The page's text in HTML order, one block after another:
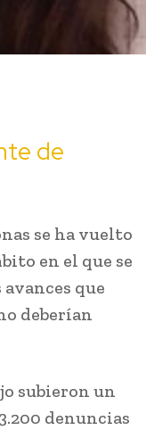
de
se ha vuelto
en el que se
que
deberían
subieron un
denuncias